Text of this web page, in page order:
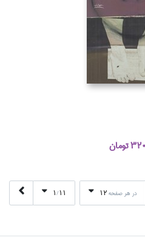
در هر صفحه12
1/11